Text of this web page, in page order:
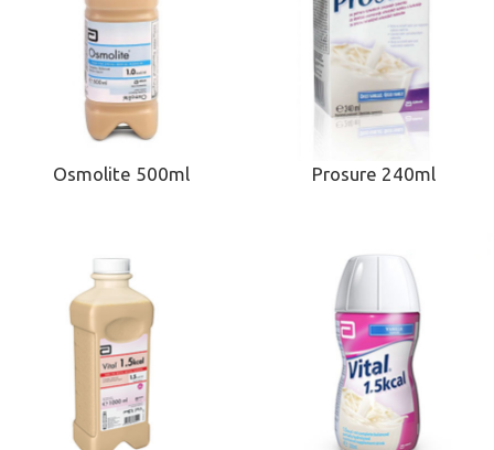
Osmolite 500ml Prosure 240ml